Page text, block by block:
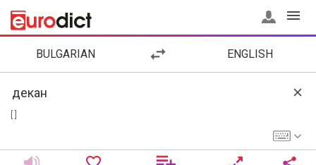
BULGARIAN ENGLISH